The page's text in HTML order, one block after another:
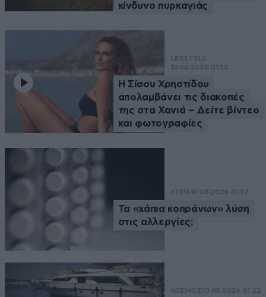
κίνδυνο πυρκαγιάς
LIFESTYLE
10·08·2026 01:50
Η Σίσσυ Χρηστίδου
απολαμβάνει τις διακοπές
της στα Χανιά – Δείτε βίντεο
και φωτογραφίες
ΥΓΕΙΑ 10·08·2026 01:37
Τα «χάπια κοπράνων» λύση
στις αλλεργίες;
ΚΟΣΜΟΣ 10·08·2026 01:22